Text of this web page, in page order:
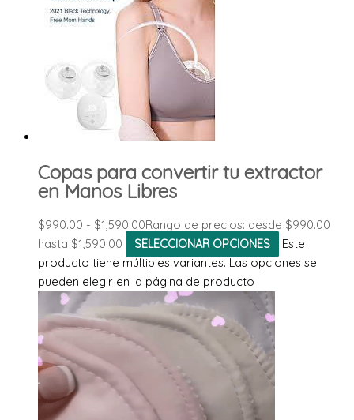
Copas para convertir tu extractor
en Manos Libres
$990.00 - $1,590.00Rango de precios: desde $990.00
hasta $1,590.00
SELECCIONAR OPCIONES
Este
producto tiene múltiples variantes. Las opciones se
pueden elegir en la página de producto